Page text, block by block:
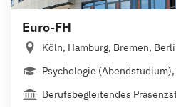
Euro-FH
Köln, Hamburg, Bremen,
Psychologie
Berufsbegleitendes